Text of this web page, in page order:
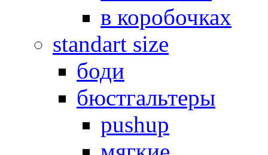
в коробочках
standart size
боди
бюстгальтеры
pushup